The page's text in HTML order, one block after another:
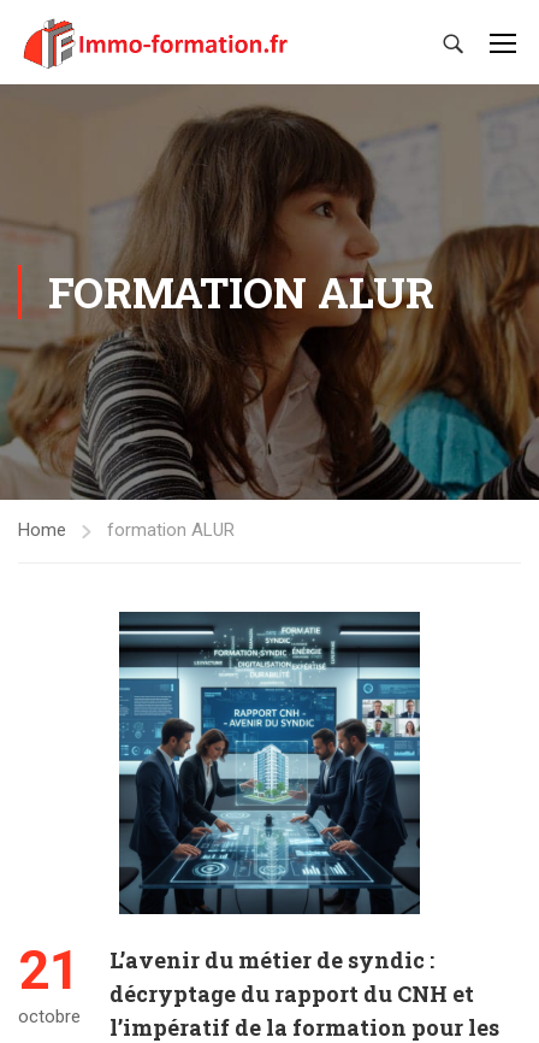
FORMATION ALUR
Home formation ALUR
21
octobre
L’avenir du métier de syndic :
décryptage du rapport du CNH et
l’impératif de la formation pour les